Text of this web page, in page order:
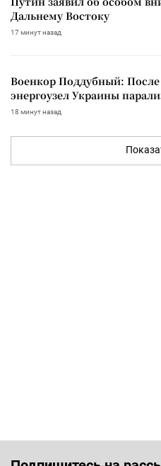
Дальнему Востоку
17 минут назад
Военкор Поддубный:
энергоузел Украины
18 минут назад